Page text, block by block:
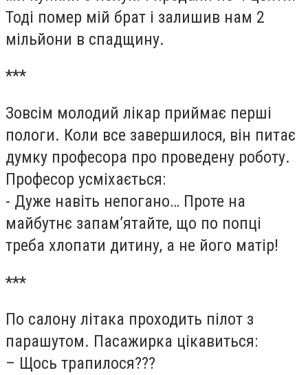
Тоді помер мій брат і залишив нам 2
мільйони в спадщину.
***
Зовсім молодий лікар приймає перші
пологи. Коли все завершилося, він питає
думку професора про проведену роботу.
Професор усміхається:
- Дуже навіть непогано… Проте на
майбутнє запам’ятайте, що по попці
треба хлопати дитину, а не його матір!
***
По салону літака проходить пілот з
парашутом. Пасажирка цікавиться:
– Щось трапилося???